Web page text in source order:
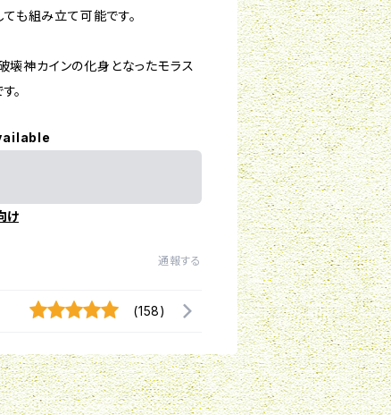
組み立て可能です。
壊神カインの化身となったモラス
。
け
通報する
(158)